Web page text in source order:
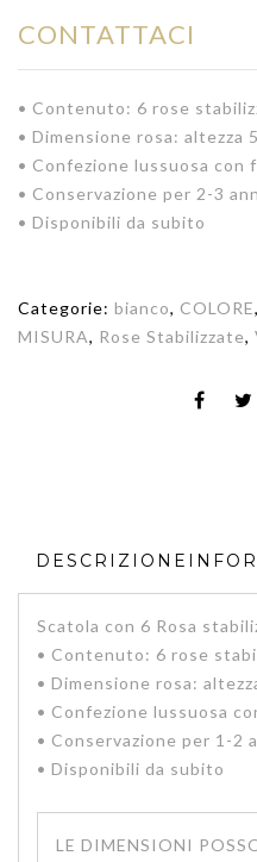
CONTATTACI
• Contenuto: 6 rose
• Dimensione rosa: altezza
• Confezione lussuosa
• Conservazione per 2-3
• Disponibili da subito
Categorie: bianco, COLORE,
MISURA, Rose Stabilizzate,
DESCRIZIONE
Scatola con 6 Rosa
• Contenuto: 6 rose
• Dimensione rosa:
• Confezione lussuosa
• Conservazione per 1-2
• Disponibili da subito
LE DIMENSIONI